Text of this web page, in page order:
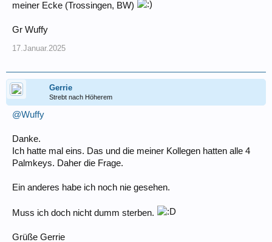
meiner Ecke (Trossingen, BW)
Gr Wuffy
17.Januar.2025
Gerrie
Strebt nach Höherem
@Wuffy
Danke.
Ich hatte mal eins. Das und die meiner Kollegen hatten alle 4
Palmkeys. Daher die Frage.
Ein anderes habe ich noch nie gesehen.
Muss ich doch nicht dumm sterben.
Grüße Gerrie